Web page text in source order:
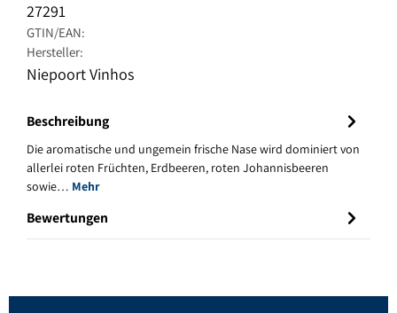
27291
GTIN/EAN:
Hersteller:
Niepoort Vinhos
Beschreibung
Die aromatische und ungemein frische Nase wird dominiert von
allerlei roten Früchten, Erdbeeren, roten Johannisbeeren
sowie… Mehr
Bewertungen